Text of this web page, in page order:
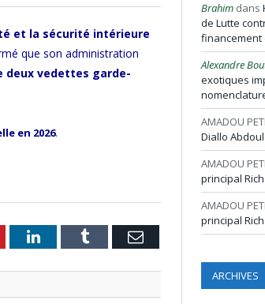
et la sécurité intérieure
que son administration
deux vedettes garde-
en 2026.
LinkedInTumblr Email
Brahim dans
de Lutte
financement
Alexandre
exotiques
AMADOU
Diallo
AMADOU
principal
AMADOU
principal
ARCHIVES